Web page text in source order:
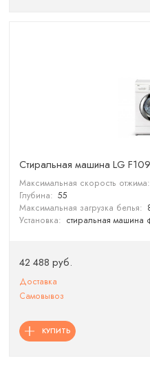
Cтиральная машина LG
Максимальная скорость отжима:
Глубина: 55
Максимальная загрузка белья:
Установка: стиральная машина
42 488 руб.
Доставка
Самовывоз
КУПИТЬ